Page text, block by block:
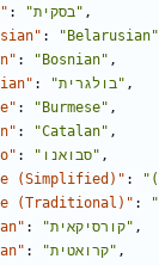
: "בסקית" ,
: "Belarusian"
: "Bosnian" ,
: "בולגרית" ,
: "Burmese" ,
: "Catalan" ,
: "סבואנו" ,
(Simplified)" :
(Traditional)" :
: "קורסיקאית" ,
: "קרואטית" ,